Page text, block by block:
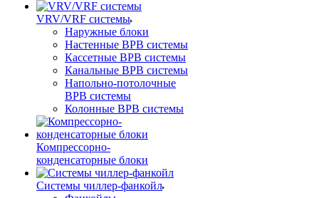
VRV/VRF системы
Наружные блоки
Настенные ВРВ системы
Кассетные ВРВ системы
Канальные ВРВ системы
Напольно-потолочные
ВРВ системы
Колонные ВРВ системы
Компрессорно-
конденсаторные блоки
Системы чиллер-фанкойл